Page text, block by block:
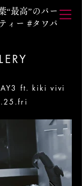
“最高”のパー
ティー #タワパ
ft. kiki vivi